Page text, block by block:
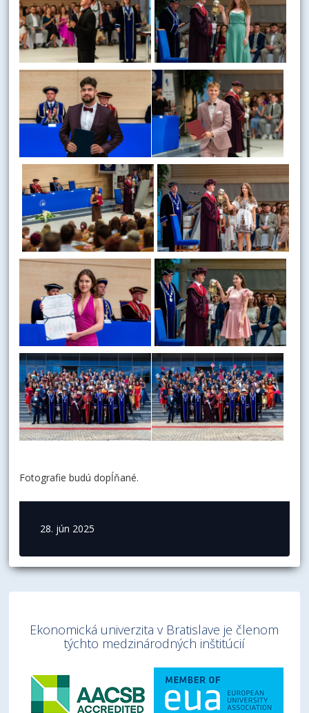
Fotografie budú dopĺňané.
28. jún 2025
Ekonomická univerzita v Bratislave je členom
týchto medzinárodných inštitúcií